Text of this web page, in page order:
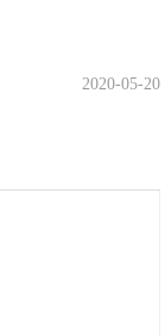
2020-05-20